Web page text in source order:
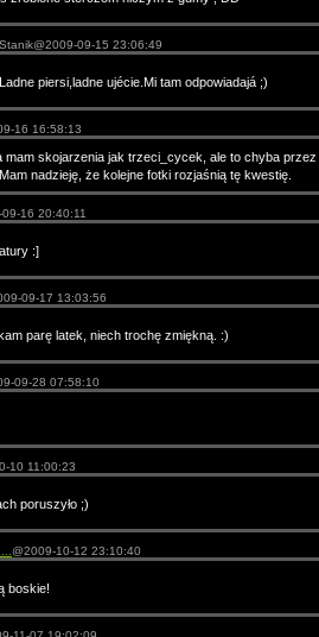
09-15 23:06:49
piersi,ladne ujécie.Mi tam odpowiadajá ;)
16 16:58:13
mam skojarzenia jak trzeci_cycek, ale to chyba
nadzieję, że kolejne fotki rozjaśnią tę kwestię.
16 20:40:11
:]
09-17 13:03:56
parę latek, niech trochę zmiękną. :)
09-28 07:58:10
10 11:00:23
poruszyło ;)
@2009-10-12 23:10:40
boskie!